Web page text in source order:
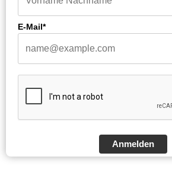
E-Mail*
Anmelden